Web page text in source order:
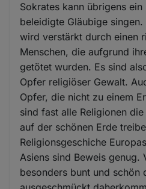
Sokrates kann übrigens
beleidigte Gläubige
wird verstärkt durch einen
Menschen, die aufgrund
getötet wurden. Es sind
Opfer religiöser Gewalt.
Opfer, die nicht zu einem
sind fast alle Religionen
auf der schönen Erde
Religionsgeschiche
Asiens sind Beweis genug.
besonders bunt und schön